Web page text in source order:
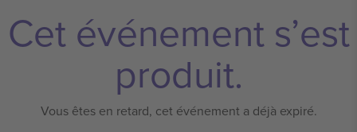
Cet événement s’est
produit.
Vous êtes en retard, cet événement a déjà expiré.